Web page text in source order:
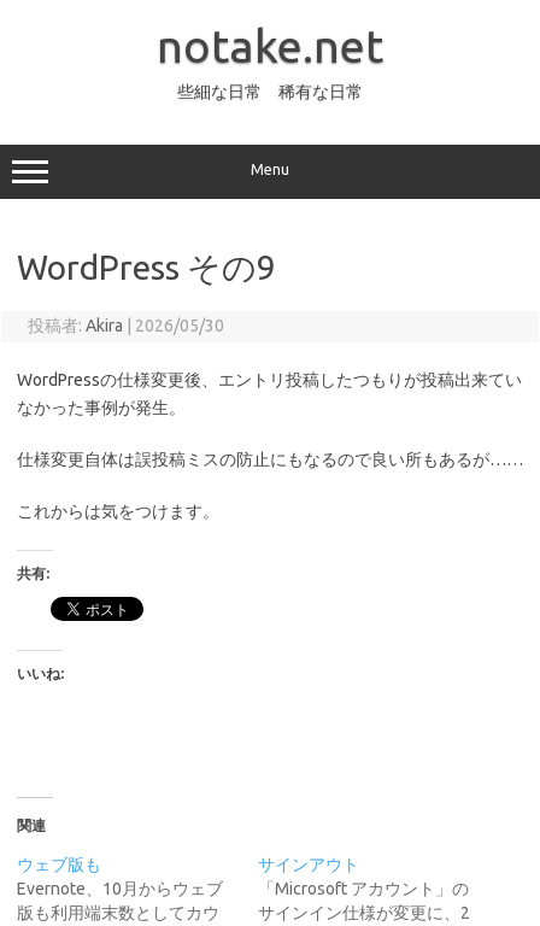
ッ
プ
notake.net
些細な日常 稀有な日常
Menu
WordPress その9
投稿者: Akira 2026/05/30
WordPressの仕様変更後、エントリ投稿したつもりが投稿出来てい
なかった事例が発生。
仕様変更自体は誤投稿ミスの防止にもなるので良い所もあるが……
これからは気をつけます。
共有:
いいね:
関連
ウェブ版も
Evernote、10月からウェブ
版も利用端末数としてカウ
サインアウト
「Microsoft アカウント」の
サインイン仕様が変更に、2